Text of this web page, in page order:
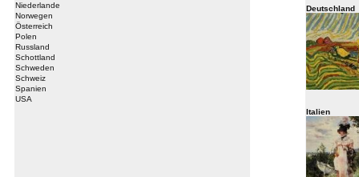
Niederlande
Norwegen
Österreich
Polen
Russland
Schottland
Schweden
Schweiz
Spanien
USA
Deutschland
Italien